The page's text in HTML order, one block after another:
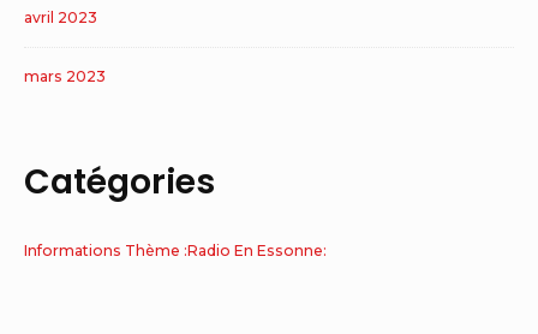
avril 2023
mars 2023
Catégories
Informations Thème :Radio En Essonne: